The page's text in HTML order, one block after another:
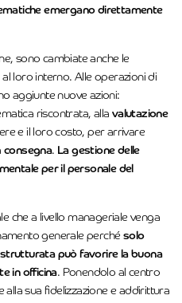
emergano direttamente
sono cambiate anche le
loro interno. Alle operazioni di
aggiunte nuove azioni:
riscontrata, alla valutazione
e il loro costo, per arrivare
consegna. La gestione delle
per il personale del
che a livello manageriale venga
generale perché solo
strutturata può favorire la buona
in officina. Ponendolo al centro
sua fidelizzazione e addirittura